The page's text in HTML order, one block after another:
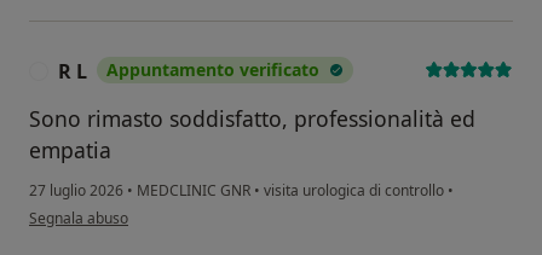
R L Appuntamento verificato
Sono rimasto soddisfatto, professionalità ed
empatia
27 luglio 2026 • MEDCLINIC GNR • visita urologica di controllo •
secondo l'opinione dell'utente R L
Segnala abuso